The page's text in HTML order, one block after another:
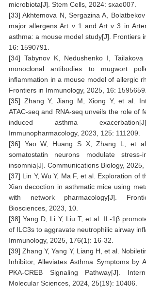
microbiota[J]. Stem Cells, 2024: sxae007.
[33] Akhtemova N, Sergazina A,
major allergens Art v 1 and Art v 3 in
asthma: a mouse model study[J]. Frontiers
16: 1590791.
[34] Tabynov K, Nedushenko I,
monoclonal antibodies to mugwort
inflammation in a mouse model of allergic
Frontiers in Immunology, 2025, 16: 1595659.
[35] Zhang Y, Jiang M, Xiong Y, et al.
ATAC-seq and RNA-seq unveils the role of
induced asthma
Immunopharmacology, 2023, 125: 111209.
[36] Yao W, Huang S X, Zhang L, et
somatostatin neurons modulate stress-
insomnia[J]. Communications Biology, 2025,
[37] Lin Y, Wu Y, Ma F, et al. Exploration of
Xian decoction in asthmatic mice using
with network pharmacology[J].
Biosciences, 2023, 10.
[38] Yang D, Li Y, Liu T, et al. IL‐1β
of ILC3s to aggravate neutrophilic airway
Immunology, 2025, 176(1): 16-32.
[39] Zhang Y, Yang Y, Liang H, et al.
Inhibitor, Alleviates Asthma Symptoms by
PKA-CREB Signaling Pathway[J].
Molecular Sciences, 2024, 25(19): 10406.